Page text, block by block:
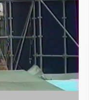
Kim - 1992